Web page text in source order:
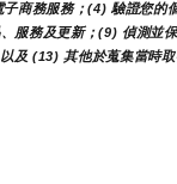
商務服務；(4) 驗證您的
服務及更新；(9) 偵測並
及 (13) 其他於蒐集當時取